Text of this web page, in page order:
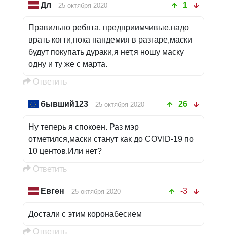
Дл 25 октября 2020 1
Правильно ребята, предприимчивые,надо
врать когти,пока пандемия в разгаре,маски
будут покупать дураки,я нет,я ношу маску
одну и ту же с марта.
Oтветить
бывший123 25 октября 2020 26
Ну теперь я спокоен. Раз мэр
отметился,маски станут как до COVID-19 по
10 центов.Или нет?
Oтветить
Евген 25 октября 2020 -3
Достали с этим коронабесием
Oтветить